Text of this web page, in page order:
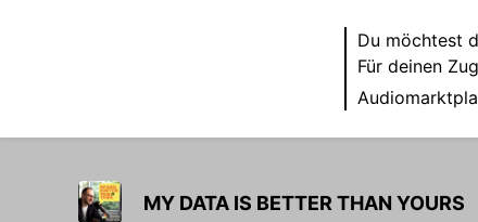
Du möchtest
Für deinen
MY DATA IS BETTER THAN YOURS